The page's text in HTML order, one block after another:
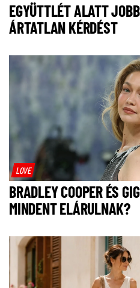
EGYÜTTLÉT ALATT
ÁRTATLAN KÉRDÉST
LOVE
BRADLEY COOPER ÉS
MINDENT ELÁRULNAK?